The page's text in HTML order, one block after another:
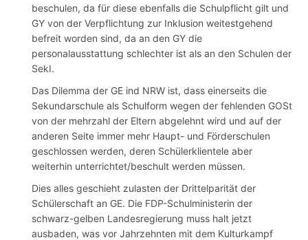
beschulen, da für diese ebenfalls die Schulpflicht gilt und
GY von der Verpflichtung zur Inklusion weitestgehend
befreit worden sind, da an den GY die
personalausstattung schlechter ist als an den Schulen der
SekI.
Das Dilemma der GE ind NRW ist, dass einerseits die
Sekundarschule als Schulform wegen der fehlenden GOSt
von der mehrzahl der Eltern abgelehnt wird und auf der
anderen Seite immer mehr Haupt- und Förderschulen
geschlossen werden, deren Schülerklientele aber
weiterhin unterrichtet/beschult werden müssen.
Dies alles geschieht zulasten der Drittelparität der
Schülerschaft an GE. Die FDP-Schulministerin der
schwarz-gelben Landesregierung muss halt jetzt
ausbaden, was vor Jahrzehnten mit dem Kulturkampf